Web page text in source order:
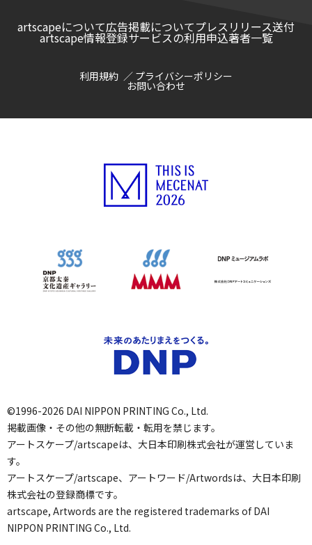
artscapeについて広告掲載についてプレスリリース送付
artscape情報登録サービスの利用申込著者一覧
利用規約 プライバシーポリシー
お問い合わせ
©1996-2026 DAI NIPPON PRINTING Co., Ltd.
掲載画像・その他の無断転載・転用を禁じます。
アートスケープ/artscapeは、大日本印刷株式会社が運営していま
す。
アートスケープ/artscape、アートワード/Artwordsは、大日本印刷
株式会社の登録商標です。
artscape, Artwords are the registered trademarks of DAI
NIPPON PRINTING Co., Ltd.